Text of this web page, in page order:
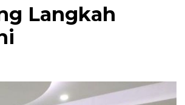
Langkah